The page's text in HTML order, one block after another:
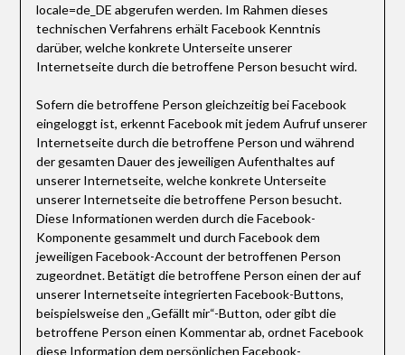
locale=de_DE abgerufen werden. Im Rahmen dieses
technischen Verfahrens erhält Facebook Kenntnis
darüber, welche konkrete Unterseite unserer
Internetseite durch die betroffene Person besucht wird.
Sofern die betroffene Person gleichzeitig bei Facebook
eingeloggt ist, erkennt Facebook mit jedem Aufruf unserer
Internetseite durch die betroffene Person und während
der gesamten Dauer des jeweiligen Aufenthaltes auf
unserer Internetseite, welche konkrete Unterseite
unserer Internetseite die betroffene Person besucht.
Diese Informationen werden durch die Facebook-
Komponente gesammelt und durch Facebook dem
jeweiligen Facebook-Account der betroffenen Person
zugeordnet. Betätigt die betroffene Person einen der auf
unserer Internetseite integrierten Facebook-Buttons,
beispielsweise den „Gefällt mir“-Button, oder gibt die
betroffene Person einen Kommentar ab, ordnet Facebook
diese Information dem persönlichen Facebook-